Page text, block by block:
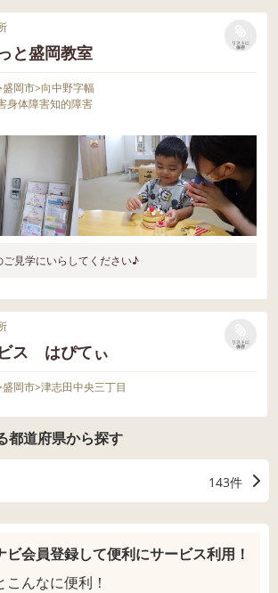
と盛岡教室
リストに
保存
盛岡市>向中野字幅
身体障害知的障害
ご見学にいらしてください♪
ス はぴてぃ
リストに
保存
盛岡市>津志田中央三丁目
都道府県から探す
143件
ビ会員登録して便利にサービス利用！
んなに便利！